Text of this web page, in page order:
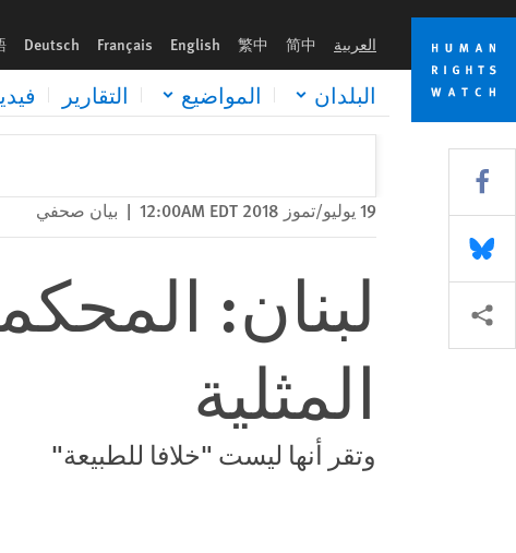
Skip
cookie
privacy
notice
Skip
main
content
العربية 简中
繁中
English
Français
Deutsch
البلدان المواضيع التقارير
19 يوليو/تموز 2018 12:00AM EDT | بيان صحفي
لبنان:
المثلية
وتقر أنها ليست "خلافا للطبيعة"
Share this via Facebook
Share this via Bluesky
Share this via مشاركة